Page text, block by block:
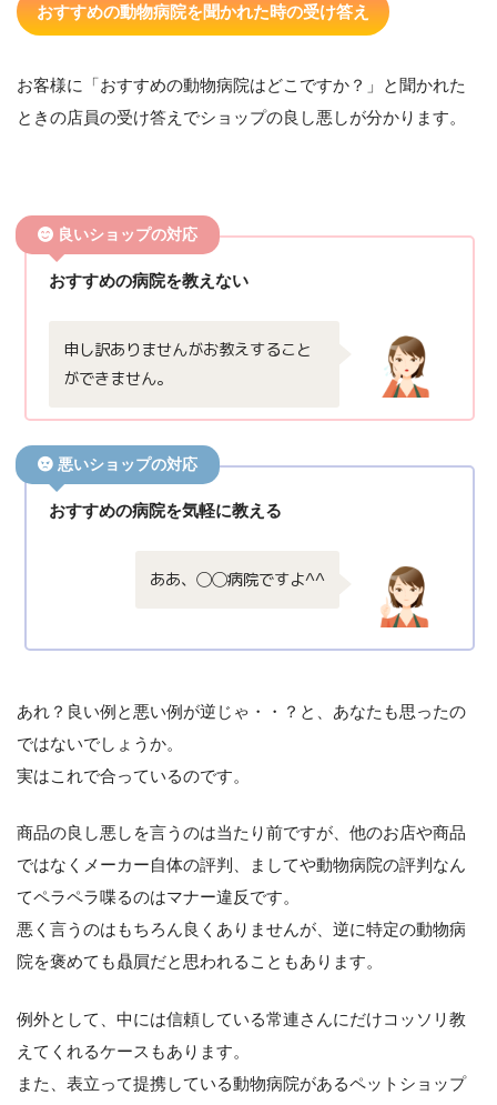
おすすめの動物病院を聞かれた時の受け答え
お客様に「おすすめの動物病院はどこですか？」と聞かれた
ときの店員の受け答えでショップの良し悪しが分かります。
良いショップの対応
おすすめの病院を教えない
申し訳ありませんがお教えすること
ができません。
悪いショップの対応
おすすめの病院を気軽に教える
ああ、◯◯病院ですよ^^
あれ？良い例と悪い例が逆じゃ・・？と、あなたも思ったの
ではないでしょうか。
実はこれで合っているのです。
商品の良し悪しを言うのは当たり前ですが、他のお店や商品
ではなくメーカー自体の評判、ましてや動物病院の評判なん
てペラペラ喋るのはマナー違反です。
悪く言うのはもちろん良くありませんが、逆に特定の動物病
院を褒めても贔屓だと思われることもあります。
例外として、中には信頼している常連さんにだけコッソリ教
えてくれるケースもあります。
また、表立って提携している動物病院があるペットショップ